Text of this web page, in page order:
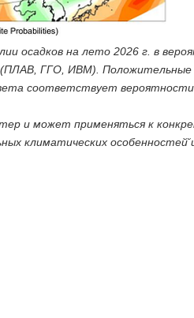
осадков на лето 2026 г. в
ГГО, ИВМ). Положительные
соответствует вероятности
и может применяться к
климатических особенностей̆